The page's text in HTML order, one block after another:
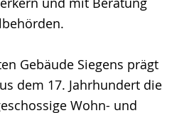
Gebäude Siegens prägt
dem 17. Jahrhundert die
Wohn- und